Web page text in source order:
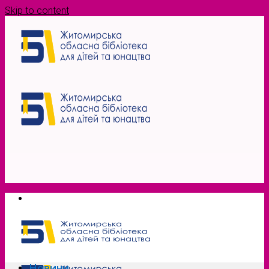
Skip to content